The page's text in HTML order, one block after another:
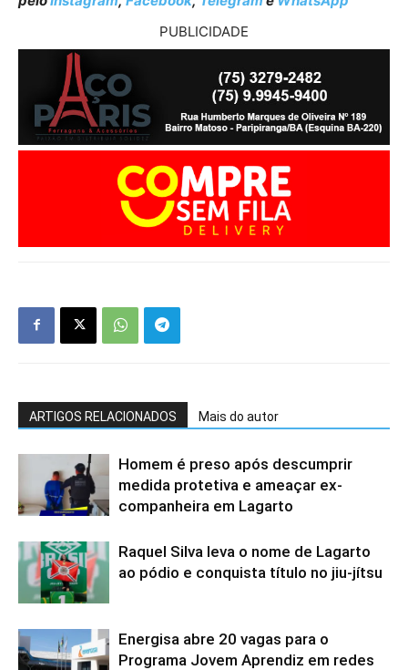
PUBLICIDADE
ARTIGOS RELACIONADOS Mais do autor
Homem é preso após descumprir
medida protetiva e ameaçar ex-
companheira em Lagarto
Raquel Silva leva o nome de Lagarto
ao pódio e conquista título no jiu-jítsu
Energisa abre 20 vagas para o
Programa Jovem Aprendiz em redes